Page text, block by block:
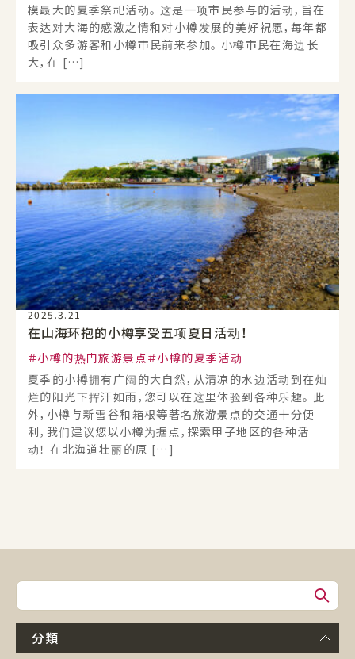
模最大的夏季祭祀活动。 这是一项市民参与的活动，旨在
表达对大海的感激之情和对小樽发展的美好祝愿，每年都
吸引众多游客和小樽市民前来参加。 小樽市民在海边长
大，在 […]
2025.3.21
在山海环抱的小樽享受五项夏日活动！
小樽的热门旅游景点
小樽的夏季活动
夏季的小樽拥有广阔的大自然，从清凉的水边活动到在灿
烂的阳光下挥汗如雨，您可以在这里体验到各种乐趣。 此
外，小樽与新雪谷和箱根等著名旅游景点的交通十分便
利，我们建议您以小樽为据点，探索甲子地区的各种活
动！ 在北海道壮丽的原 […]
分類